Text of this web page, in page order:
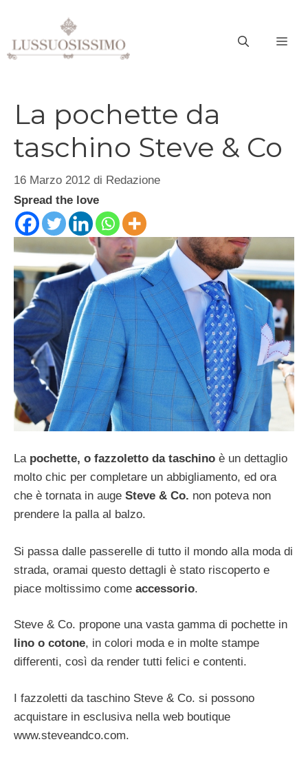
contenuto
La pochette da
taschino Steve & Co
16 Marzo 2012 di Redazione
Spread the love
La pochette, o fazzoletto da taschino è un dettaglio
molto chic per completare un abbigliamento, ed ora
che è tornata in auge Steve & Co. non poteva non
prendere la palla al balzo.
Si passa dalle passerelle di tutto il mondo alla moda di
strada, oramai questo dettagli è stato riscoperto e
piace moltissimo come accessorio.
Steve & Co. propone una vasta gamma di pochette in
lino o cotone, in colori moda e in molte stampe
differenti, così da render tutti felici e contenti.
I fazzoletti da taschino Steve & Co. si possono
acquistare in esclusiva nella web boutique
www.steveandco.com.